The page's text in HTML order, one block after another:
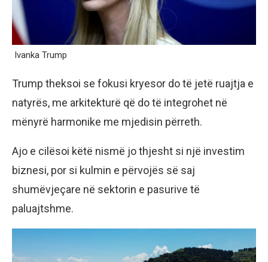
Ivanka Trump
Trump theksoi se fokusi kryesor do të jetë ruajtja e
natyrës, me arkitekturë që do të integrohet në
mënyrë harmonike me mjedisin përreth.
Ajo e cilësoi këtë nismë jo thjesht si një investim
biznesi, por si kulmin e përvojës së saj
shumëvjeçare në sektorin e pasurive të
paluajtshme.